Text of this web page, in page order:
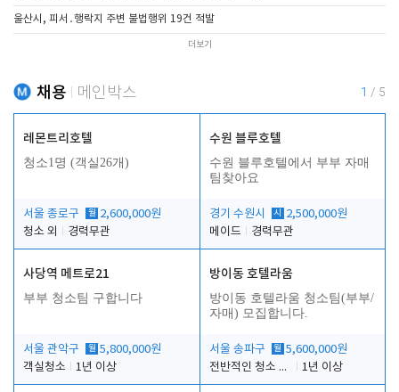
울산시, 피서․행락지 주변 불법행위 19건 적발
더보기
채용 메인박스 1 / 5
레몬트리호텔
청소1명 (객실26개)
서울 종로구 월 2,600,000원
청소 외
경력무관
수원 블루호텔
수원 블루호텔에서 부부 자매
팀찾아요
경기 수원시 시
2,500,000원
메이드
경력무관
사당역 메트로21
부부 청소팀 구합니다
서울 관악구 월 5,800,000원
객실청소
1년 이상
방이동 호텔라움
방이동 호텔라움 청소팀(부부/
자매) 모집합니다.
서울 송파구 월 5,600,000원
전반적인 청소 업무(객실청소.객실정리)
1년 이상